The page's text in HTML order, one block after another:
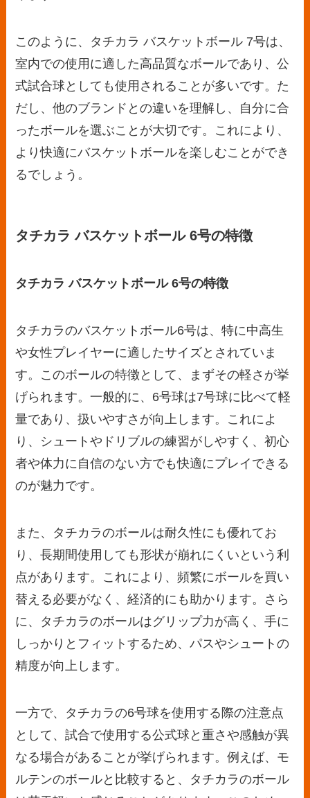
このように、タチカラ バスケットボール 7号は、
室内での使用に適した高品質なボールであり、公
式試合球としても使用されることが多いです。た
だし、他のブランドとの違いを理解し、自分に合
ったボールを選ぶことが大切です。これにより、
より快適にバスケットボールを楽しむことができ
るでしょう。
タチカラ バスケットボール 6号の特徴
タチカラ バスケットボール 6号の特徴
タチカラのバスケットボール6号は、特に中高生
や女性プレイヤーに適したサイズとされていま
す。このボールの特徴として、まずその軽さが挙
げられます。一般的に、6号球は7号球に比べて軽
量であり、扱いやすさが向上します。これによ
り、シュートやドリブルの練習がしやすく、初心
者や体力に自信のない方でも快適にプレイできる
のが魅力です。
また、タチカラのボールは耐久性にも優れてお
り、長期間使用しても形状が崩れにくいという利
点があります。これにより、頻繁にボールを買い
替える必要がなく、経済的にも助かります。さら
に、タチカラのボールはグリップ力が高く、手に
しっかりとフィットするため、パスやシュートの
精度が向上します。
一方で、タチカラの6号球を使用する際の注意点
として、試合で使用する公式球と重さや感触が異
なる場合があることが挙げられます。例えば、モ
ルテンのボールと比較すると、タチカラのボール